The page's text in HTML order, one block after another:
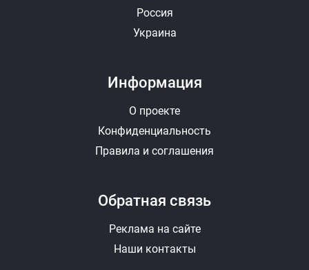
Россия
Украина
Информация
О проекте
Конфиденциальность
Правила и соглашения
Обратная связь
Реклама на сайте
Наши контакты